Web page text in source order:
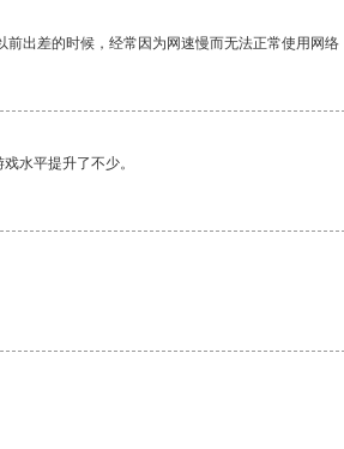
出差的时候，经常因为网速慢而无法正常使用网络
水平提升了不少。